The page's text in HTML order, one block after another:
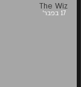
The Wiz
17 בפבר׳